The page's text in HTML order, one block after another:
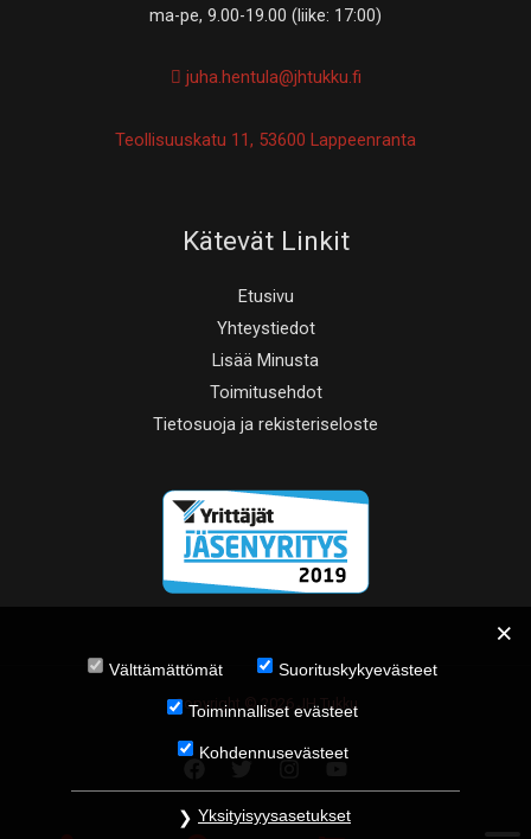
ma-pe, 9.00-19.00 (liike: 17:00)
juha.hentula@jhtukku.fi
Teollisuuskatu 11, 53600 Lappeenranta
Kätevät Linkit
Etusivu
Yhteystiedot
Lisää Minusta
Toimitusehdot
Tietosuoja ja rekisteriseloste
Copyright © 2026 JH Tukku
Välttämättömät Suorituskykyevästeet
Toiminnalliset evästeet
Kohdennusevästeet
Yksityisyysasetukset